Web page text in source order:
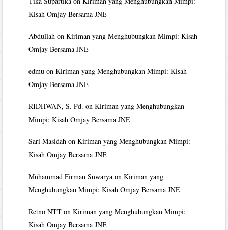
Kisah Omjay Bersama JNE
Abdullah onKiriman yang Menghubungkan Mimpi: Kisah
Omjay Bersama JNE
edmu onKiriman yang Menghubungkan Mimpi: Kisah
Omjay Bersama JNE
RIDHWAN, S. Pd. onKiriman yang Menghubungkan
Mimpi: Kisah Omjay Bersama JNE
Sari Masidah onKiriman yang Menghubungkan Mimpi:
Kisah Omjay Bersama JNE
Muhammad Firman Suwarya onKiriman yang
Menghubungkan Mimpi: Kisah Omjay Bersama JNE
Retno NTT onKiriman yang Menghubungkan Mimpi:
Kisah Omjay Bersama JNE